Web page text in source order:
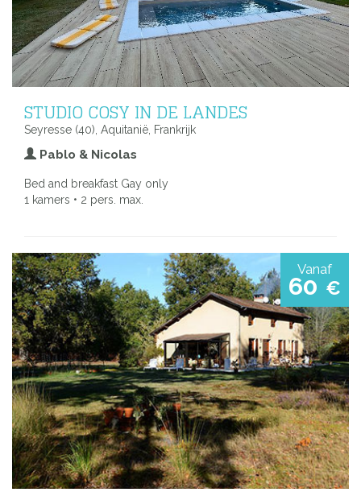
STUDIO COSY IN DE LANDES
Seyresse (40), Aquitanië, Frankrijk
Pablo & Nicolas
Bed and breakfast Gay only
1 kamers • 2 pers. max.
Vanaf
60 €